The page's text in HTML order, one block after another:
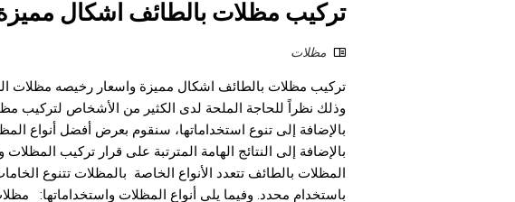
تركيب مظلات بالطائف اشكال
مظلات
تركيب مظلات بالطائف اشكال مميزة واسعار رخيصه مظلات
وذلك نظراً للحاجة الملحة لدى الكثير من الأشخاص لتركيب
بالإضافة إلى تنوع استخداماتها، سنقوم بعرض أفضل أنواع
بالإضافة إلى النتائج الهامة المترتبة على قرار تركيب
المظلات بالطائف تتعدد الأنواع الخاصة بالمظلات تتنوع
باستخدام محدد. وفيما يلي أنواع المظلات واستخداماتها: